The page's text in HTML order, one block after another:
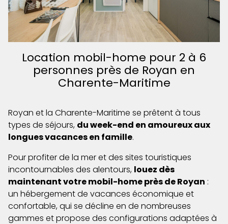
Location mobil-home pour 2 à 6
personnes près de Royan en
Charente-Maritime
Royan et la Charente-Maritime se prêtent à tous
types de séjours, du week-end en amoureux aux
longues vacances en famille.
Pour profiter de la mer et des sites touristiques
incontournables des alentours, louez dès
maintenant votre mobil-home près de Royan :
un hébergement de vacances économique et
confortable, qui se décline en de nombreuses
gammes et propose des configurations adaptées à